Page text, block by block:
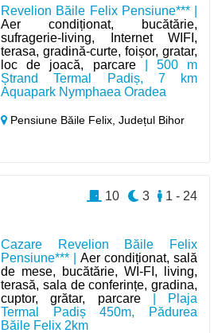
Revelion Băile Felix Pensiune*** |
Aer condiționat, bucătărie,
sufragerie-living, Internet WIFI,
terasa, gradină-curte, foișor, gratar,
loc de joacă, parcare| 500 m
Ștrand Termal Padiș, 7 km
Aquapark Nymphaea Oradea
Pensiune Băile Felix,Județul Bihor
Cazare Revelion Băile Felix
Pensiune*** | Aer condiționat, sală
de mese, bucătărie, WI-FI, living,
terasă, sala de conferințe, gradina,
cuptor, grătar, parcare| Plaja
Termal Padiș 450m, Pădurea
Băile Felix 2km
1 - 24
3
10